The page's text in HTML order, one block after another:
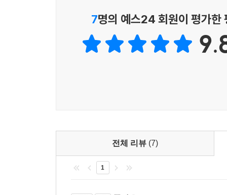
7명의 예스24 회원이 평가한
전체 리뷰 (7)
1